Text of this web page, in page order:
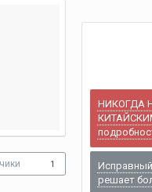
1
НИКОГДА
решает